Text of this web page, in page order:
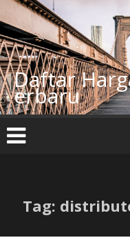
Lompat
ke
konten
Daftar
erbaru
Tag: